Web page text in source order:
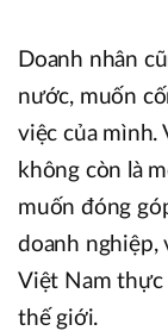
Doanh nhân
nước, muốn
việc của mình.
không còn là
muốn đóng
doanh nghiệp,
Việt Nam thực
thế giới.